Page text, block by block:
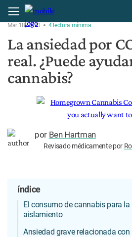
Home Tratamiento
Mar 18, 2020 4 lectura mínima
La ansiedad por
real. ¿Puede
cannabis?
por Ben Hartman
Revisado médicamente por
índice
El consumo de cannabis para la
aislamiento
Ansiedad grave relacionada